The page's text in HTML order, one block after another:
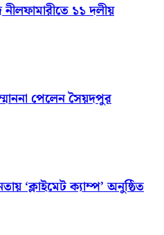
নীলফামারীতে ১১ দলীয়
পেলেন সৈয়দপুর
‘ক্লাইমেট ক্যাম্প’ অনুষ্ঠিত